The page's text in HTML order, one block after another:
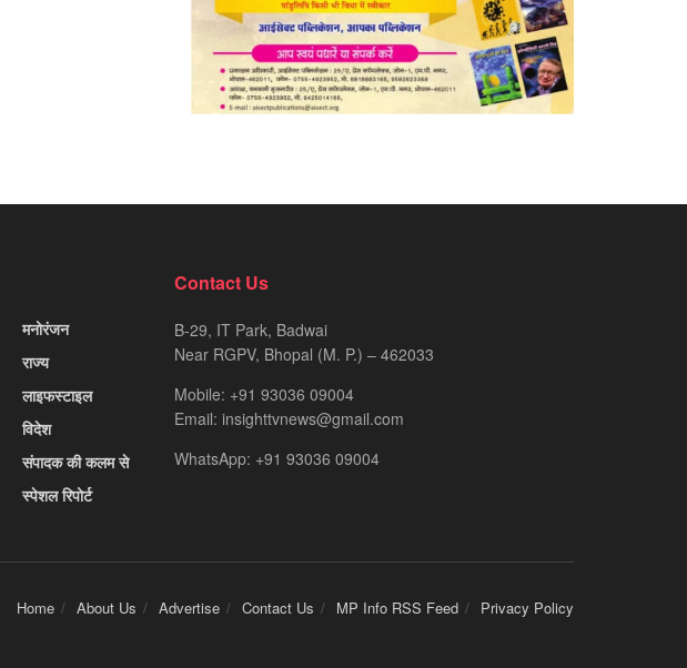
मनोरंजन
राज्य
लाइफस्टाइल
विदेश
संपादक की कलम से
स्पेशल रिपोर्ट
Contact Us
B-29, IT Park, Badwai
Near RGPV, Bhopal (M. P.) – 462033
Mobile: +91 93036 09004
Email: insighttvnews@gmail.com
WhatsApp: +91 93036 09004
Home About Us Advertise Contact Us MP Info RSS Feed Privacy Policy